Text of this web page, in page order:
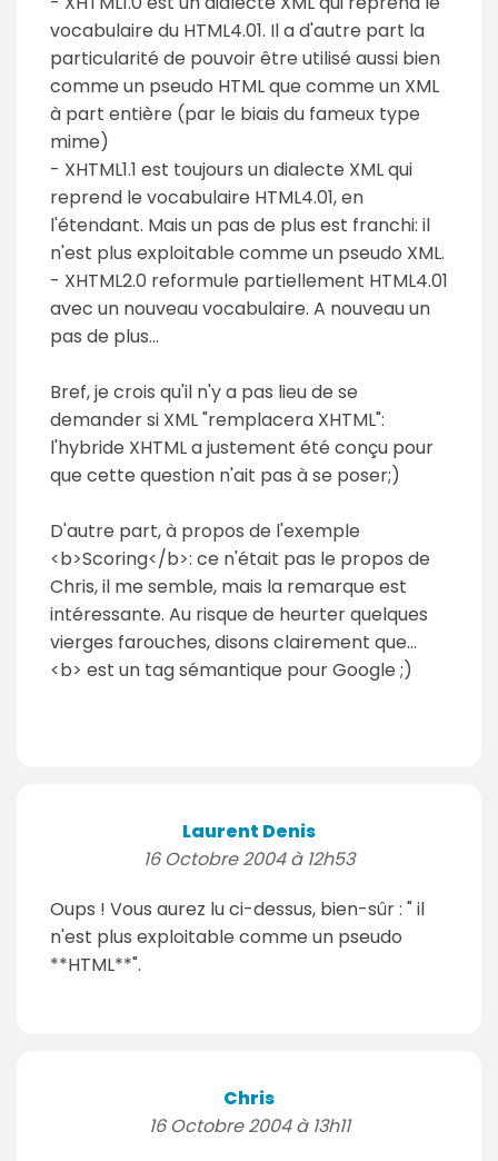
vocabulaire du HTML4.01. Il a d'autre part la
particularité de pouvoir être utilisé aussi bien
comme un pseudo HTML que comme un XML
à part entière (par le biais du fameux type
mime)
- XHTML1.1 est toujours un dialecte XML qui
reprend le vocabulaire HTML4.01, en
l'étendant. Mais un pas de plus est franchi: il
n'est plus exploitable comme un pseudo XML.
- XHTML2.0 reformule partiellement HTML4.01
avec un nouveau vocabulaire. A nouveau un
pas de plus...
Bref, je crois qu'il n'y a pas lieu de se
demander si XML "remplacera XHTML":
l'hybride XHTML a justement été conçu pour
que cette question n'ait pas à se poser;)
D'autre part, à propos de l'exemple
<b>Scoring</b>: ce n'était pas le propos de
Chris, il me semble, mais la remarque est
intéressante. Au risque de heurter quelques
vierges farouches, disons clairement que...
<b> est un tag sémantique pour Google ;)
Laurent Denis
16 Octobre 2004 à 12h53
Oups ! Vous aurez lu ci-dessus, bien-sûr : " il
n'est plus exploitable comme un pseudo
**HTML**".
Chris
16 Octobre 2004 à 13h11